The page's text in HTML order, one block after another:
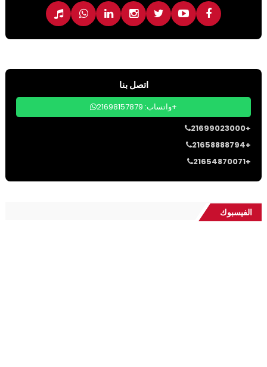
اتصل بنا
واتساب: 21698157879+
21699023000+
21658888794+
21654870071+
الفيسبوك